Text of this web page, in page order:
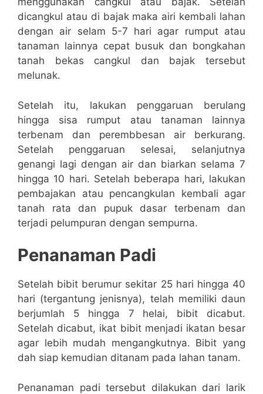
dicangkul atau di bajak maka airi kembali lahan
dengan air selam 5-7 hari agar rumput atau
tanaman lainnya cepat busuk dan bongkahan
tanah bekas cangkul dan bajak tersebut
melunak.
Setelah itu, lakukan penggaruan berulang
hingga sisa rumput atau tanaman lainnya
terbenam dan perembbesan air berkurang.
Setelah penggaruan selesai, selanjutnya
genangi lagi dengan air dan biarkan selama 7
hingga 10 hari. Setelah beberapa hari, lakukan
pembajakan atau pencangkulan kembali agar
tanah rata dan pupuk dasar terbenam dan
terjadi pelumpuran dengan sempurna.
Penanaman Padi
Setelah bibit berumur sekitar 25 hari hingga 40
hari (tergantung jenisnya), telah memiliki daun
berjumlah 5 hingga 7 helai, bibit dicabut.
Setelah dicabut, ikat bibit menjadi ikatan besar
agar lebih mudah mengangkutnya. Bibit yang
dah siap kemudian ditanam pada lahan tanam.
Penanaman padi tersebut dilakukan dari larik